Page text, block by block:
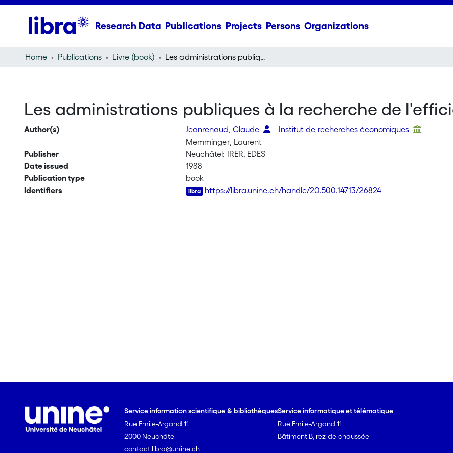
Research Data Publications Projects Persons Organizations
Home Publications Livre (book) Les administrations publiques à la recherche de l'efficience
Les administrations publiques à la recherche de
Author(s) Jeanrenaud, Claude
Institut de recherches économiques
Memminger, Laurent
Publisher
Neuchâtel: IRER, EDES
Date issued
1988
Publication type
book
Identifiers
https://libra.unine.ch/handle/20.500.14713/26824
Service information scientifique & bibliothèques
Rue Emile-Argand 11
2000 Neuchâtel
contact.libra@unine.ch
Service informatique et télématique
Rue Emile-Argand 11
Bâtiment B, rez-de-chaussée